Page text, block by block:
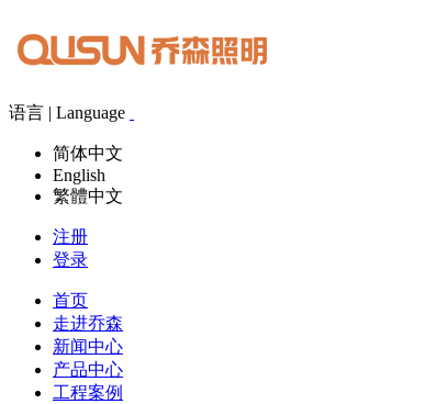
语言 | Language
简体中文
English
繁體中文
注册
登录
首页
走进乔森
新闻中心
产品中心
工程案例